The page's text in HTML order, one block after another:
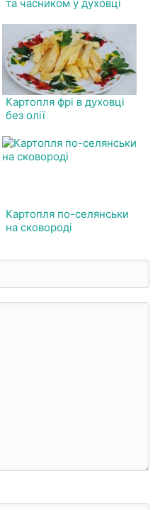
та часником у духовці
Картопля фрі в духовці
без олії
Картопля по-селянськи
на сковороді